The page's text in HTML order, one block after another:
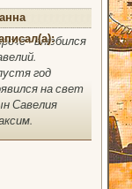
- влюбился
год
на свет
Савелия